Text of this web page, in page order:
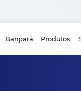
Banpará Produtos